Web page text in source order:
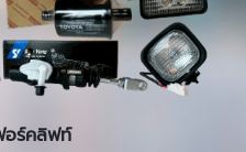
อร์คลิฟท์